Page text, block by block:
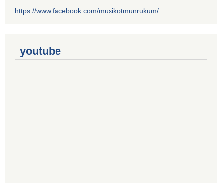
https://www.facebook.com/musikotmunrukum/
youtube